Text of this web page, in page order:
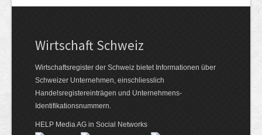
Wirtschaft Schweiz
Wirtschaftsregister der Schweiz bietet Informationen über
Schweizer Unternehmen, einschliesslich
Handelsregistereinträgen und Unternehmens-
Identifikationsnummern.
HELP Media AG in Social Networks